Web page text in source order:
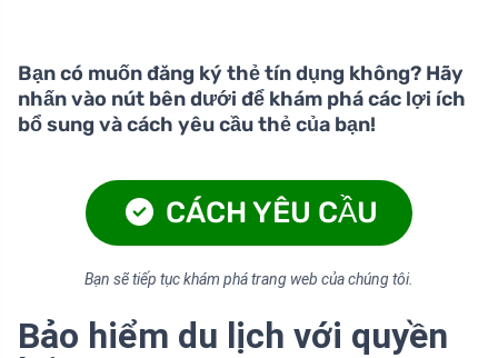
Bạn có muốn đăng ký thẻ tín dụng không? Hãy
nhấn vào nút bên dưới để khám phá các lợi ích
bổ sung và cách yêu cầu thẻ của bạn!
CÁCH YÊU CẦU
Bạn sẽ tiếp tục khám phá trang web của chúng tôi.
Bảo hiểm du lịch với quyền